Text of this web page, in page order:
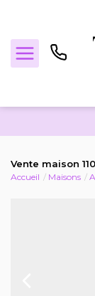
Vente maison
Accueil Maisons